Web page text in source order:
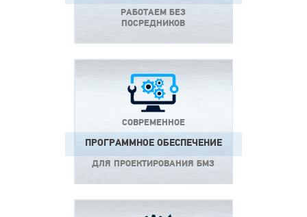
РАБОТАЕМ БЕЗ
ПОСРЕДНИКОВ
СОВРЕМЕННОЕ
ПРОГРАММНОЕ ОБЕСПЕЧЕНИЕ
ДЛЯ ПРОЕКТИРОВАНИЯ БМЗ